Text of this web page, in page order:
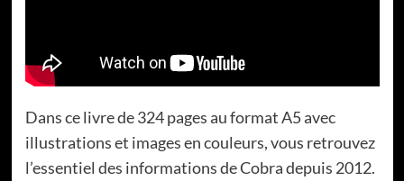
Dans ce livre de 324 pages au format A5 avec
illustrations et images en couleurs, vous retrouvez
l’essentiel des informations de Cobra depuis 2012.